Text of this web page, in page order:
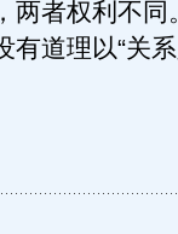
两者权利不同
道理以“关